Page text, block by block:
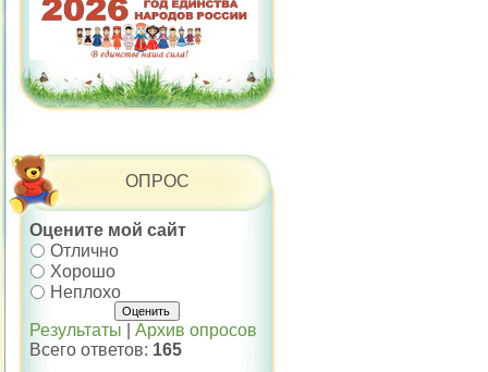
ОПРОС
Оцените мой сайт
Отлично
Хорошо
Неплохо
Результаты
Архив опросов
Всего ответов: 165